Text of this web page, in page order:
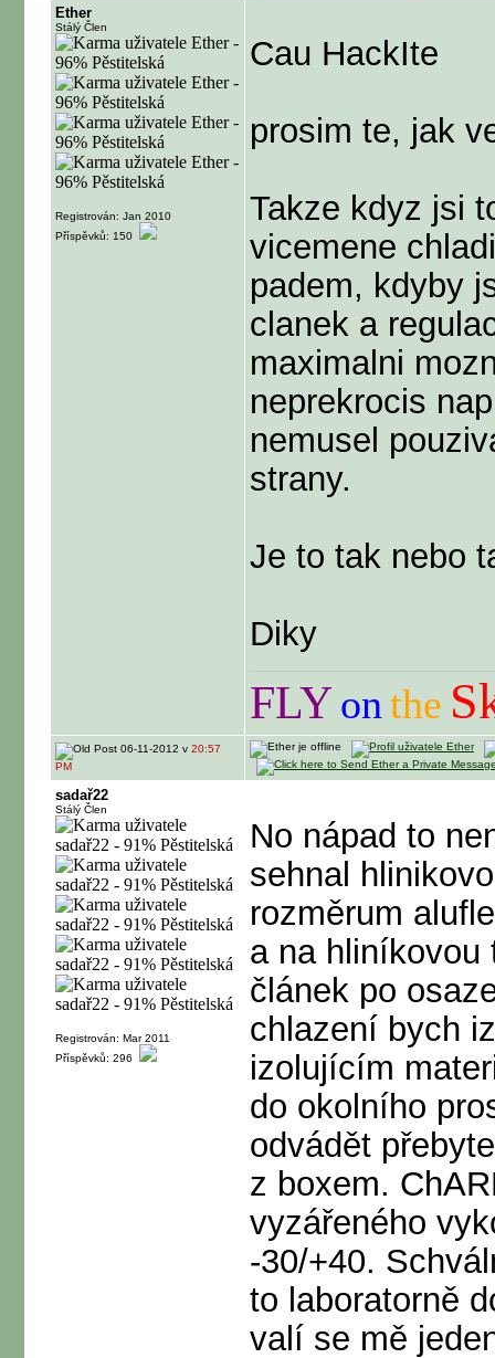
Ether
Stálý Člen
Registrován: Jan 2010
Příspěvků: 150
Cau HackIte
prosim te, jak
Takze kdyz jsi
vicemene
padem, kdyby
clanek a
maximalni
neprekrocis
nemusel
strany.
Je to tak nebo
Diky
FLYon the
06-11-2012 v 20:57
PM
sadař22
Stálý Člen
Registrován: Mar 2011
Příspěvků: 296
No nápad to
sehnal
rozměrum
a na hliníkovou
článek po
chlazení bych
izolujícím
do okolního
odvádět
z boxem.
vyzářeného
-30/+40.
to laboratorně
valí se mě